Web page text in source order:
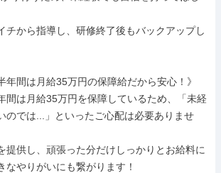
チから指導し、研修終了後もバックアップし
年間は月給35万円の保障給だから安心！》
間は月給35万円を保障しているため、「未経
のでは...」といったご心配は必要ありませ
提供し、頑張った分だけしっかりとお給料に
なやりがいにも繋がります！